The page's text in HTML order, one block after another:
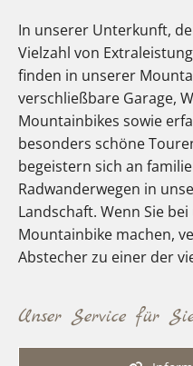
In unserer Unterkunft,
Vielzahl von
finden in unserer
verschließbare Garage,
Mountainbikes sowie
besonders schöne
begeistern sich an
Radwanderwegen in
Landschaft. Wenn Sie
Mountainbike machen,
Abstecher zu einer der
Unser Service für